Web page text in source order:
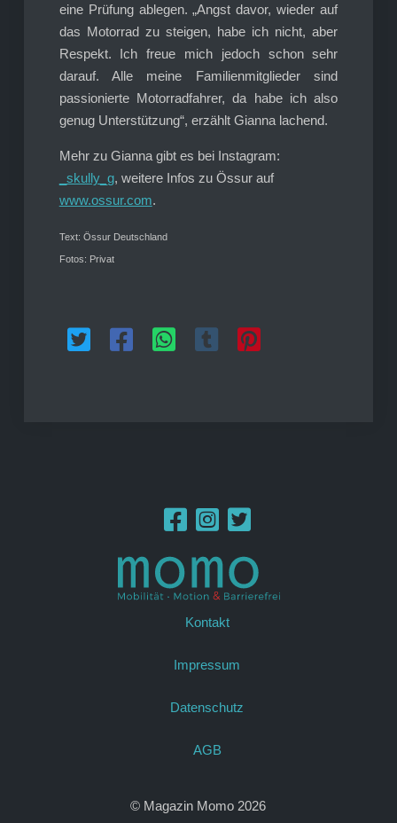
eine Prüfung ablegen. „Angst davor, wieder auf
das Motorrad zu steigen, habe ich nicht, aber
Respekt. Ich freue mich jedoch schon sehr
darauf. Alle meine Familienmitglieder sind
passionierte Motorradfahrer, da habe ich also
genug Unterstützung“, erzählt Gianna lachend.
Mehr zu Gianna gibt es bei Instagram:
_skully_g, weitere Infos zu Össur auf
www.ossur.com.
Text: Össur Deutschland
Fotos: Privat
Kontakt
Impressum
Datenschutz
AGB
© Magazin Momo 2026